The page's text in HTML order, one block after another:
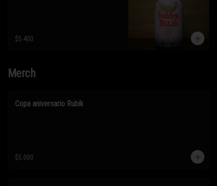
$5.400
Merch
Copa aniversario Rubik
$5.000